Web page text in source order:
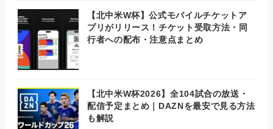
【北中米W杯】公式モバイルチケットア
プリがリリース！チケット受取方法・同
行者への配布・注意点まとめ
【北中米W杯2026】全104試合の放送・
配信予定まとめ｜DAZNを最安で見る方法
も解説